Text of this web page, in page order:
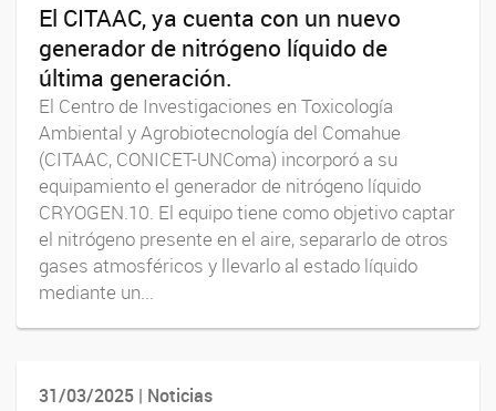
El CITAAC, ya cuenta con un nuevo
generador de nitrógeno líquido de
última generación.
El Centro de Investigaciones en Toxicología
Ambiental y Agrobiotecnología del Comahue
(CITAAC, CONICET-UNComa) incorporó a su
equipamiento el generador de nitrógeno líquido
CRYOGEN.10. El equipo tiene como objetivo captar
el nitrógeno presente en el aire, separarlo de otros
gases atmosféricos y llevarlo al estado líquido
mediante un...
31/03/2025 | Noticias